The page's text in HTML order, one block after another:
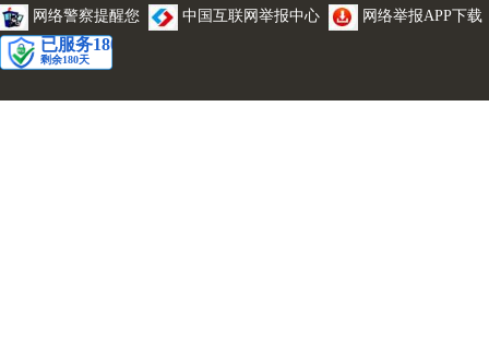
网络警察提醒您
中国互联网举报中心 网络举报APP下载